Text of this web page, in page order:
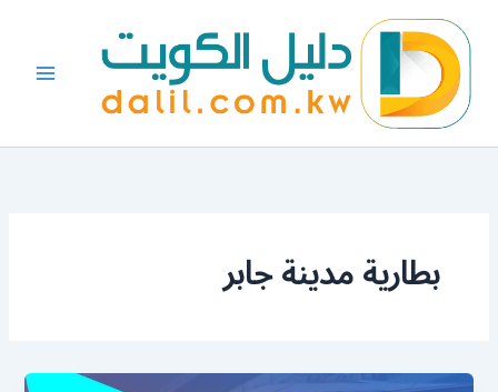
المحتوى
بطارية مدينة جابر